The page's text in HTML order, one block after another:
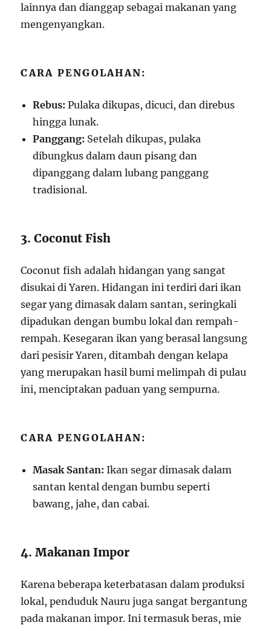
lainnya dan dianggap sebagai makanan yang
mengenyangkan.
CARA PENGOLAHAN:
Rebus: Pulaka dikupas, dicuci, dan direbus
hingga lunak.
Panggang: Setelah dikupas, pulaka
dibungkus dalam daun pisang dan
dipanggang dalam lubang panggang
tradisional.
3. Coconut Fish
Coconut fish adalah hidangan yang sangat
disukai di Yaren. Hidangan ini terdiri dari ikan
segar yang dimasak dalam santan, seringkali
dipadukan dengan bumbu lokal dan rempah-
rempah. Kesegaran ikan yang berasal langsung
dari pesisir Yaren, ditambah dengan kelapa
yang merupakan hasil bumi melimpah di pulau
ini, menciptakan paduan yang sempurna.
CARA PENGOLAHAN:
Masak Santan: Ikan segar dimasak dalam
santan kental dengan bumbu seperti
bawang, jahe, dan cabai.
4. Makanan Impor
Karena beberapa keterbatasan dalam produksi
lokal, penduduk Nauru juga sangat bergantung
pada makanan impor. Ini termasuk beras, mie